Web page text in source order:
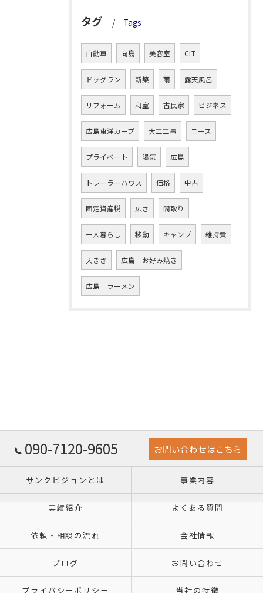
タグ Tags
自動車 向島 美容室 CLT
ドッグラン 新築 雨 露天風呂
リフォーム 和室 古民家 ビジネス
広島東洋カープ 大工工事 ニース
プライベート 陽気 広島
トレーラーハウス 価格 中古
固定資産税 広さ 間取り
一人暮らし 移動 キャンプ 維持費
大きさ 広島 お好み焼き
広島 ラーメン
090-7120-9605 お問い合わせはこちら
サンクビジョンとは 事業内容
実績紹介 よくある質問
依頼・相談の流れ 会社情報
ブログ お問い合わせ
プライバシーポリシー 当社の特徴